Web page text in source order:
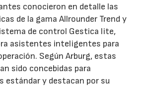
conocieron en detalle las
de la gama Allrounder Trend y
de control Gestica lite,
asistentes inteligentes para
Según Arburg, estas
sido concebidas para
estándar y destacan por su